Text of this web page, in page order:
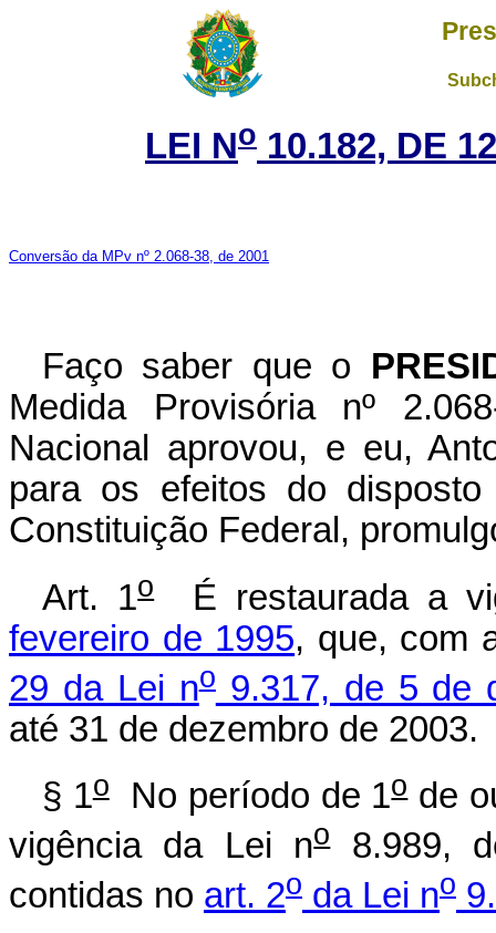
LEI No 10.182, DE
Conversão da MPv nº 2.068-38, de 2001
Faço saber que o
Medida Provisória nº
Nacional aprovou, e eu,
para os efeitos do
Constituição Federal,
Art. 1oÉ restaurada a
fevereiro de 1995, que, com
29 da Lei no9.317, de 5 de
até 31 de dezembro de 2003.
§ 1oNo período de 1ode
vigência da Lei no8.989,
contidas no art. 2o da Lei no